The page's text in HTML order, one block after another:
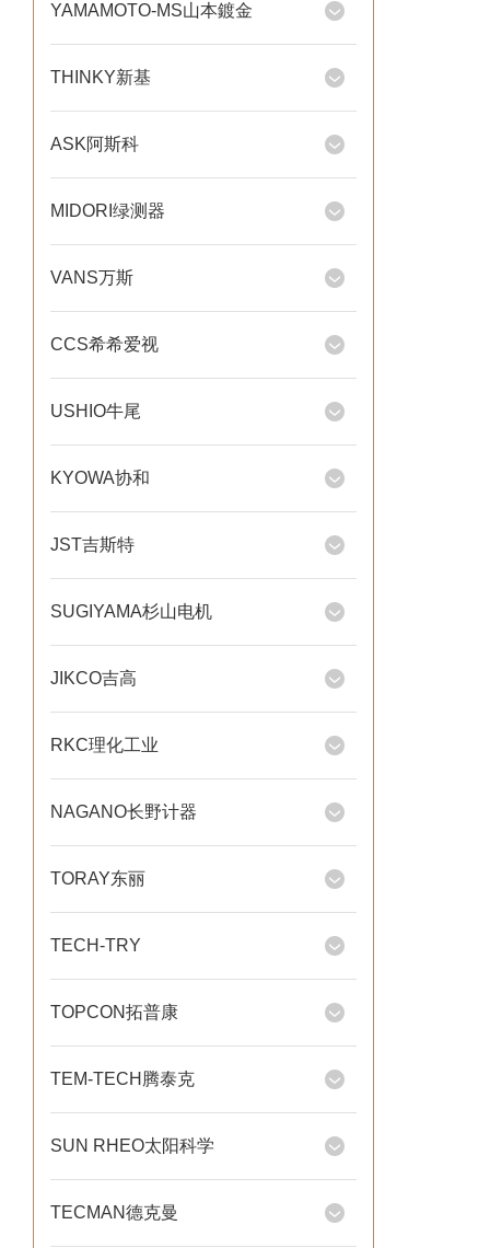
YAMAMOTO-MS山本鍍金
THINKY新基
ASK阿斯科
MIDORI绿测器
VANS万斯
CCS希希爱视
USHIO牛尾
KYOWA协和
JST吉斯特
SUGIYAMA杉山电机
JIKCO吉高
RKC理化工业
NAGANO长野计器
TORAY东丽
TECH-TRY
TOPCON拓普康
TEM-TECH腾泰克
SUN RHEO太阳科学
TECMAN德克曼